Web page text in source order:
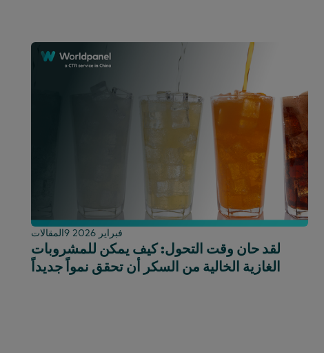
المقالات 9 فبراير 2026
لقد حان وقت التحول: كيف يمكن للمشروبات
الغازية الخالية من السكر أن تحقق نمواً جديداً